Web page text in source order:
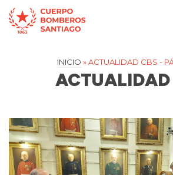
INICIO » ACTUALIDAD CBS -
ACTUALIDAD